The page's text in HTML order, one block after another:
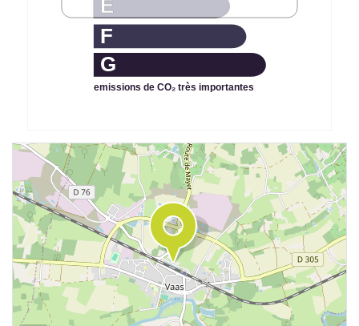
E
F
G
emissions de CO₂ très importantes